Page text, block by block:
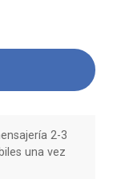
2-3
una vez